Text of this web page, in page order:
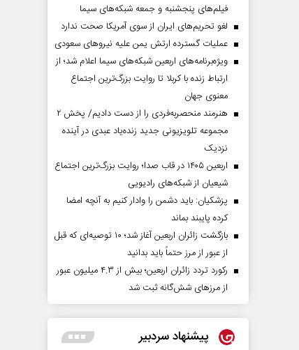
فیلم‌های پنجشنبه و جمعه شبکه‌های سیما
لغو تحریم‌های ایران از سوی آمریکا صحت ندارد
عملیات گسترده ارتش یمن علیه نیروهای سعودی
ویژه‌برنامه‌های اربعین شبکه‌های سیما اعلام شد؛ از
ارتباط زنده با کربلا تا روایت بزرگ‌ترین اجتماع
معنوی جهان
هنرمند منحصر‌به‌فردی را از دست دادیم/ پخش ۲
مجموعه تلویزیونی جدید زنده‌یاد عبدی در آینده
نزدیک
اربعین ۱۴۰۵ در قاب صدا؛ روایت بزرگ‌ترین اجتماع
شیعیان از شبکه‌های رادیویی
پزشکیان: باید دشمن را وادار کنیم به آنچه امضا
کرده پایبند بماند
بازگشت زائران اربعین آغاز شد؛ ۱۰ توصیه‌ای که قبل
از عبور از مرز حتماً باید بدانید
رکورد تردد زائران اربعین؛ بیش از ۴.۳ میلیون عبور
از مرزهای شش‌گانه ثبت شد
پیشنهاد سردبیر